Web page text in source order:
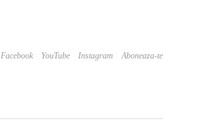
Facebook YouTube Instagram Aboneaza-te